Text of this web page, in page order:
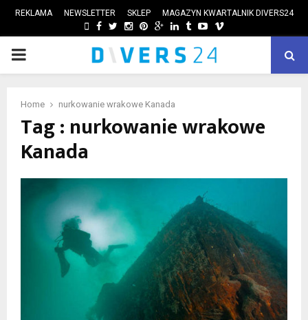
REKLAMA NEWSLETTER SKLEP MAGAZYN KWARTALNIK DIVERS24
FACEBOOK
TWITTER
INSTAGRAM
PINTEREST
GOOGLE
LINKEDIN
TUMBLRYOUTUBE
VIMEO
PRIMARY
Home nurkowanie wrakowe Kanada
Tag : nurkowanie wrakowe
Kanada